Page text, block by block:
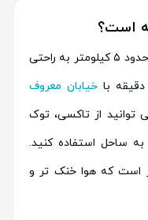
است؟
ساحل ناکلوا از مرکز پاتایا با فاصله ای حدود ۵ کیلومتر به راحتی
خیابان معروف
توانید از تاکسی، توک
ساحل استفاده کنید.
است که هوا خنک تر و